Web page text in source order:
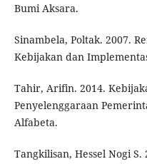
Bumi Aksara.
Sinambela, Poltak. 2007.
Kebijakan dan
Tahir, Arifin. 2014.
Penyelenggaraan
Alfabeta.
Tangkilisan, Hessel Nogi